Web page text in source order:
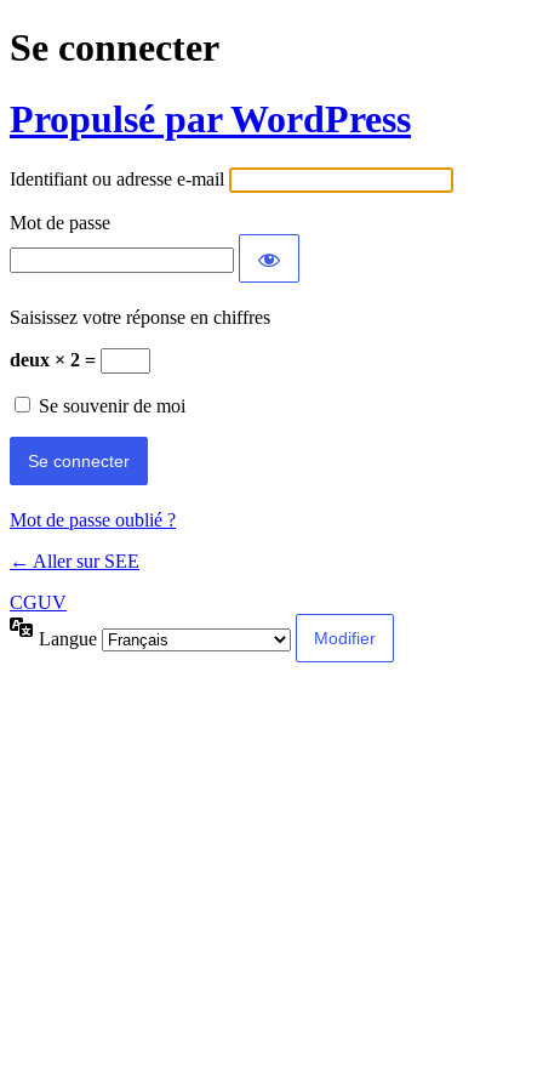
Se connecter
Propulsé par WordPress
Identifiant ou adresse e-mail
Mot de passe
Saisissez votre réponse en chiffres
deux × 2 =
Se souvenir de moi
Mot de passe oublié ?
← Aller sur SEE
CGUV
Langue